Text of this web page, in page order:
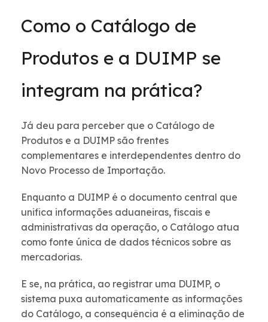
Como o Catálogo de
Produtos e a DUIMP se
integram na prática?
Já deu para perceber que o Catálogo de
Produtos e a DUIMP são frentes
complementares e interdependentes dentro do
Novo Processo de Importação.
Enquanto a DUIMP é o documento central que
unifica informações aduaneiras, fiscais e
administrativas da operação, o Catálogo atua
como fonte única de dados técnicos sobre as
mercadorias.
E se, na prática, ao registrar uma DUIMP, o
sistema puxa automaticamente as informações
do Catálogo, a consequência é a eliminação de